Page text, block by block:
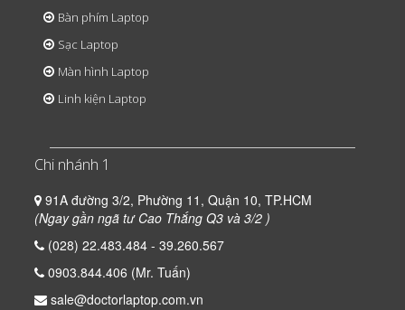
Bàn phím Laptop
Sạc Laptop
Màn hình Laptop
Linh kiện Laptop
Chi nhánh 1
91A đường 3/2, Phường 11, Quận 10, TP.HCM
(Ngay gần ngã tư Cao Thắng Q3 và 3/2 )
(028) 22.483.484 - 39.260.567
0903.844.406 (Mr. Tuấn)
sale@doctorlaptop.com.vn